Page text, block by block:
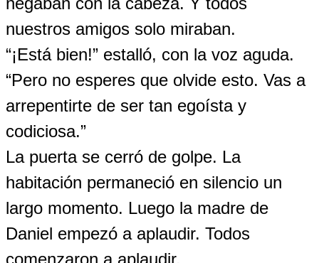
nuestros amigos solo miraban.
“¡Está bien!” estalló, con la voz aguda.
“Pero no esperes que olvide esto. Vas a
arrepentirte de ser tan egoísta y
codiciosa.”
La puerta se cerró de golpe. La
habitación permaneció en silencio un
largo momento. Luego la madre de
Daniel empezó a aplaudir. Todos